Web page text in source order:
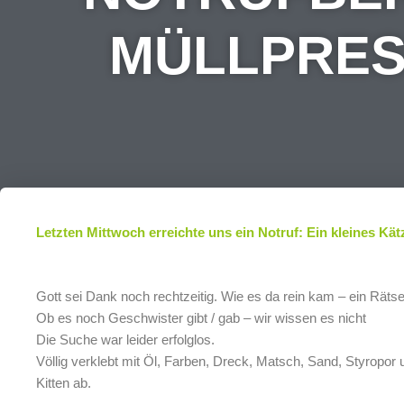
Letzten Mittwoch erreichte uns ein Notruf: Ein kleines
Gott sei Dank noch rechtzeitig. Wie es da rein kam – ein
Ob es noch Geschwister gibt / gab – wir wissen es nicht
Die Suche war leider erfolglos.
Völlig verklebt mit Öl, Farben, Dreck, Matsch, Sand,
Kitten ab.